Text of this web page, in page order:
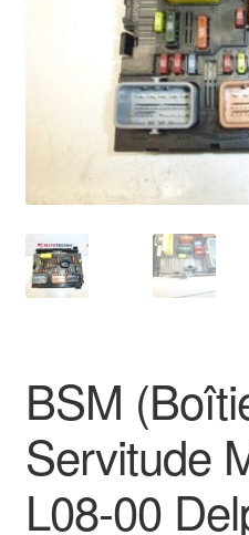
Politique de confidentialité
Procédure de Réclamation
BSM
Servitude
L08-00